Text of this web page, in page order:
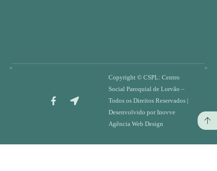
Copyright © CSPL: Centro
Social Paroquial de Lorvão –
Todos os Direitos Reservados |
Desenvolvido porInovve
Agência Web Design